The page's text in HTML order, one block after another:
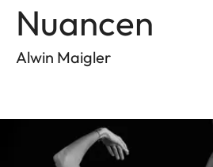
Nuancen
Alwin Maigler